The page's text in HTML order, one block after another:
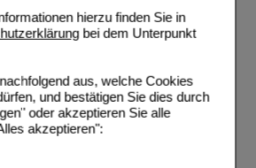
hierzu finden Sie in
bei dem Unterpunkt
aus, welche Cookies
und bestätigen Sie dies durch
oder akzeptieren Sie alle
akzeptieren":